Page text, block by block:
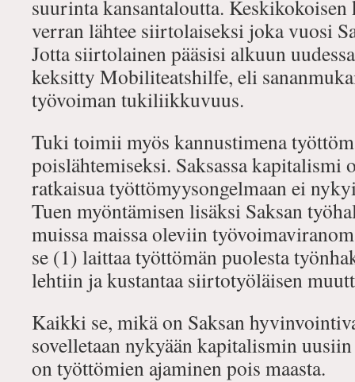
suurinta kansantaloutta. Keskikokoisen
verran lähtee siirtolaiseksi joka vuosi
Jotta siirtolainen pääsisi alkuun
keksitty Mobiliteatshilfe, eli
työvoiman tukiliikkuvuus.
Tuki toimii myös kannustimena
poislähtemiseksi. Saksassa kapitalismi
ratkaisua työttömyysongelmaan ei
Tuen myöntämisen lisäksi Saksan
muissa maissa oleviin
se (1) laittaa työttömän puolesta
lehtiin ja kustantaa siirtotyöläisen
Kaikki se, mikä on Saksan
sovelletaan nykyään kapitalismin
on työttömien ajaminen pois maasta.